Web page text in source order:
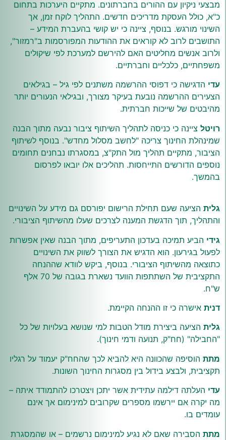
מבצעי ניקיון עם ההורים בחברתונים. מתקיים היערכות בתחום
כ"א, כולל העסקת מדריכים חדשים. התהליך לוקח זמן, אך
השינוי מורגש. בנוסף, ציינה כי יש קושי בהעברת המידע –
התושבים לרוב לא קוראים את ההודעות המפורסמות ב"רמזור",
ולרוב אנשים מחליטים האם להירשם למערכת לפי שיקולים
משפחתיים, כלכליים וחברתיים.
עדי הדגישה כי דפוסי ההרשמה משתנים לפי גיל – בגילאים
הצעירים ההרשמה נובעת בעיקר מצורך, ובגילאי הנעורים יותר
מהיבטים של שייכות חברתית.
רויטל ציינה כי כניסה לתהליך השיתוף ציבור נבעה מתוך הבנה
שמינהלת החינוך צריכה "לחשב מסלול מחדש". בנוסף לשיתוף
הציבור, מתקיים תהליך מול התק"צ, במסגרתו נבחנים תחומים
נוספים הדורשים התייחסות. תהליכים אלו יובאו לפרסום
בהמשך.
גלית הציעה שעם תחילת הרישום יפורסם גם מידע על השינויים
והתהליך, תוך הדגשת המענה לצרכים שעלו מהשיתוף הציבורי.
גידי הביע תמיכה בעדכון התעריפים, מתוך הבנה שאין אפשרות
לפעול בגירעון. הוא הדגיש את הצורך לשווק את השינויים
כתוצאה מהשיתוף הציבורי. בנוסף, ביקש לוודא שההנחה
התקציבית של השתתפות הוועד נשארת בגובה של 70 אלף
ש"ח.
דנית אישרה כי זו ההנחה הקיימת.
גלית הציעה ביצירת מודל הטבות למי שנושא בעלויות של כל
"החבילה" (חח"ק, תנועה ודמי חינוך).
מתת הוסיפה שהכוונה היא להביא לכך שהחח"ק יעמוד על רגליו
תקציבית, ולבצע בידול בין מסגרות החינוך השונות.
עדי העלתה דילמה עתידית אשר יתכן ויצטרכו להתמודד איתה –
מה יקרה אם יירשמו מספרים שקרובים למינימום אך אינם
עומדים בו.
מתת הסבירה שאם לא נגיע למינימום נרשמים – או שהמסגרת